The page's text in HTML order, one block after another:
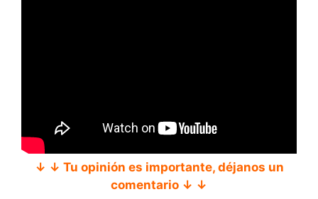
↓ ↓ Tu opinión es importante, déjanos un
comentario ↓ ↓